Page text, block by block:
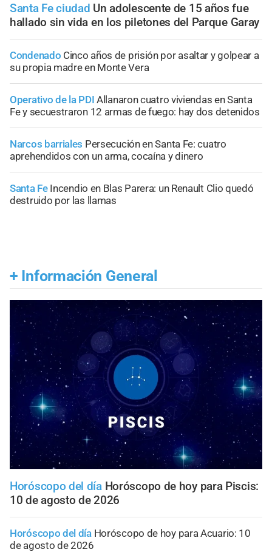
Santa Fe ciudad Un adolescente de 15 años fue
hallado sin vida en los piletones del Parque Garay
Condenado Cinco años de prisión por asaltar y golpear a
su propia madre en Monte Vera
Operativo de la PDI Allanaron cuatro viviendas en Santa
Fe y secuestraron 12 armas de fuego: hay dos detenidos
Narcos barriales Persecución en Santa Fe: cuatro
aprehendidos con un arma, cocaína y dinero
Santa Fe Incendio en Blas Parera: un Renault Clio quedó
destruido por las llamas
+ Información General
Horóscopo del día Horóscopo de hoy para Piscis:
10 de agosto de 2026
Horóscopo del día Horóscopo de hoy para Acuario: 10
de agosto de 2026